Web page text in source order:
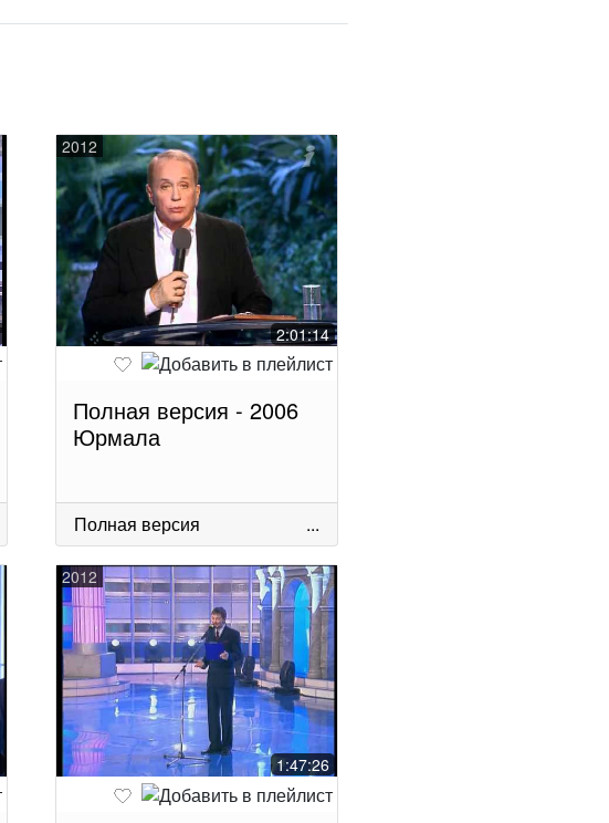
2012
2:01:14
Полная версия - 2006
Юрмала
Полная версия ...
2012
1:47:26